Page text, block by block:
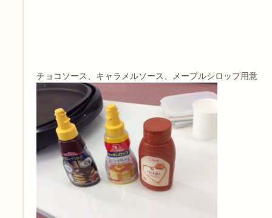
チョコソース、キャラメルソース、メープルシロップ用意